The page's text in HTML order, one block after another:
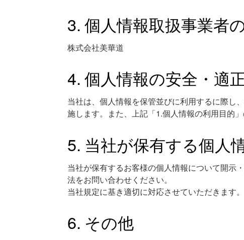
個人情報取扱事業者
株式会社美華道
個人情報の安全・適
当社は、個人情報を保管並びに利用するに際し
施します。また、上記「1.個人情報の利用目的
当社が保有する個人
当社が保有するお客様の個人情報について開示
法をお問い合わせください。
当社規定に基き適切に対応させていただきます。
その他